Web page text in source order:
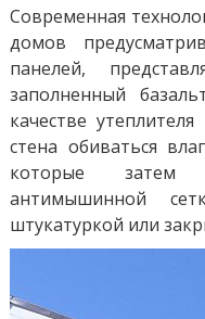
Современная
домов
панелей,
заполненный
качестве
стена обиваться
которые затем
антимышинной
штукатуркой или